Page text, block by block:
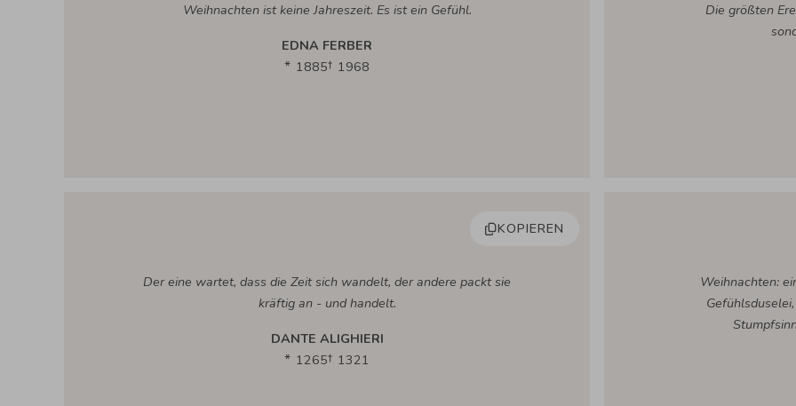
Weihnachten ist keine Jahreszeit. Es ist ein Gefühl.
EDNA FERBER
1885
1968
Die größten
KOPIEREN
Der eine wartet, dass die Zeit sich wandelt, der andere packt sie
kräftig an - und handelt.
DANTE ALIGHIERI
1265
1321
Weihnachten: